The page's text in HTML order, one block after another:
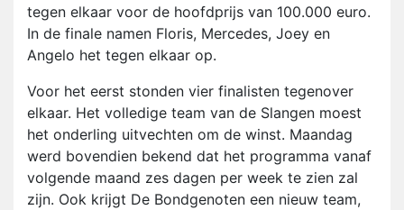
tegen elkaar voor de hoofdprijs van 100.000 euro.
In de finale namen Floris, Mercedes, Joey en
Angelo het tegen elkaar op.
Voor het eerst stonden vier finalisten tegenover
elkaar. Het volledige team van de Slangen moest
het onderling uitvechten om de winst. Maandag
werd bovendien bekend dat het programma vanaf
volgende maand zes dagen per week te zien zal
zijn. Ook krijgt De Bondgenoten een nieuw team,